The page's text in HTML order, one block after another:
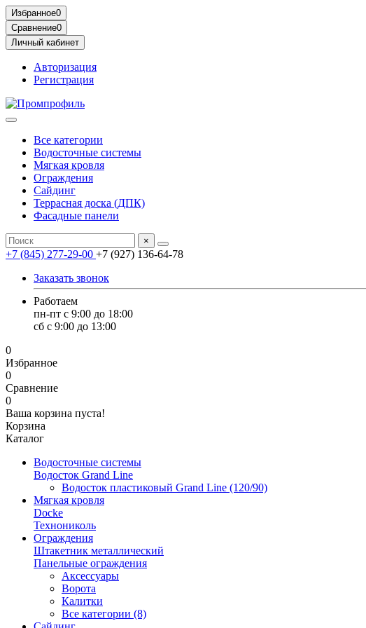
Избранное0
Сравнение0
Личный кабинет
Авторизация
Регистрация
Все категории
Водосточные системы
Мягкая кровля
Ограждения
Сайдинг
Террасная доска (ДПК)
Фасадные панели
×
+7 (845) 277-29-00 +7 (927) 136-64-78
Заказать звонок
Работаем
пн-пт с 9:00 до 18:00
сб с 9:00 до 13:00
0
Избранное
0
Сравнение
0
Ваша корзина пуста!
Корзина
Каталог
Водосточные системы
Водосток Grand Line
Водосток пластиковый Grand Line (120/90)
Мягкая кровля
Docke
Технониколь
Ограждения
Штакетник металлический
Панельные ограждения
Аксессуары
Ворота
Калитки
Все категории (8)